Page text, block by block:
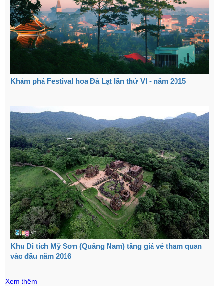
Khám phá Festival hoa Đà Lạt lần thứ VI - năm 2015
Khu Di tích Mỹ Sơn (Quảng Nam) tăng giá vé tham quan
vào đầu năm 2016
Xem thêm